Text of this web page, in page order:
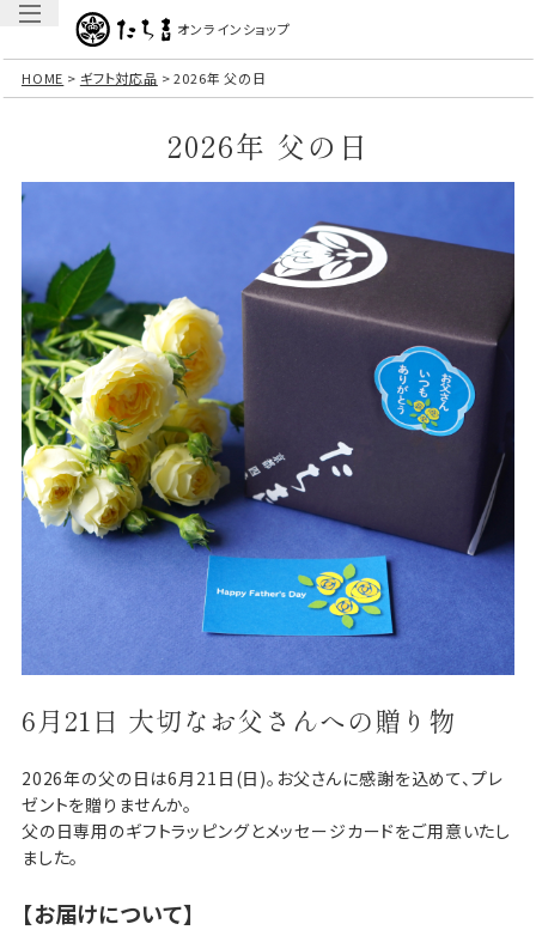
オンラインショップ
HOME ギフト対応品 2026年 父の日
2026年 父の日
6月21日 大切なお父さんへの贈り物
2026年の父の日は6月21日(日)。お父さんに感謝を込めて、プレ
ゼントを贈りませんか。
父の日専用のギフトラッピングとメッセージカードをご用意いたし
ました。
【お届けについて】